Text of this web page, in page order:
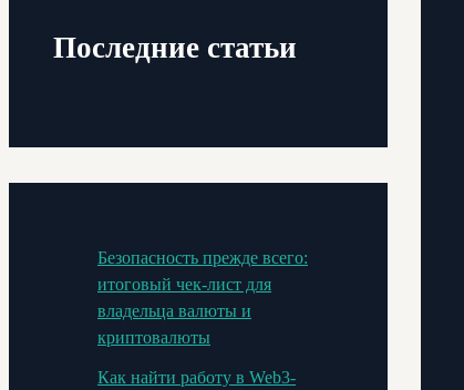
Последние статьи
Безопасность прежде всего:
итоговый чек-лист для
владельца валюты и
криптовалюты
Как найти работу в Web3-